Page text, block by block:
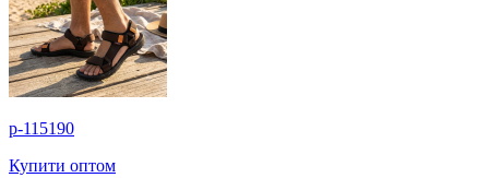
p-115190
Купити оптом